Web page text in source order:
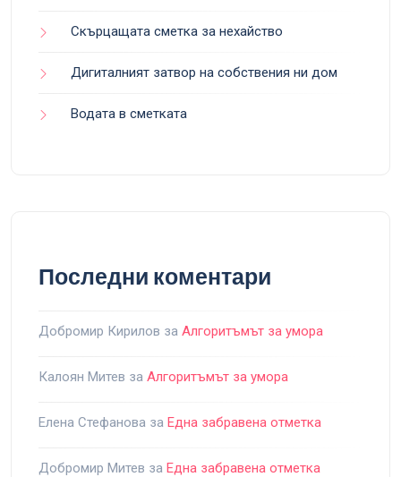
Скърцащата сметка за нехайство
Дигиталният затвор на собствения ни дом
Водата в сметката
Последни коментари
Добромир Кирилов за Алгоритъмът за умора
Калоян Митев за Алгоритъмът за умора
Елена Стефанова за Една забравена отметка
Добромир Митев за Една забравена отметка